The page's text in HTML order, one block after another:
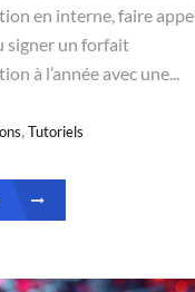
en interne, faire
signer un forfait
à l’année avec une...
,Tutoriels